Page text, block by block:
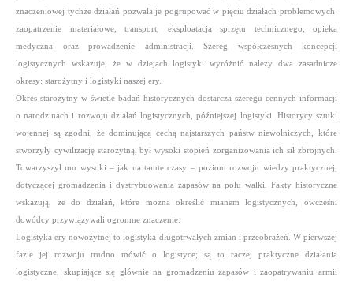
znaczeniowej tychże działań pozwala je pogrupować w pięciu działach problemowych:
zaopatrzenie materiałowe, transport, eksploatacja sprzętu technicznego, opieka
medyczna oraz prowadzenie administracji. Szereg współczesnych koncepcji
logistycznych wskazuje, że w dziejach logistyki wyróżnić należy dwa zasadnicze
okresy: starożytny i logistyki naszej ery.
Okres starożytny w świetle badań historycznych dostarcza szeregu cennych informacji
o narodzinach i rozwoju działań logistycznych, późniejszej logistyki. Historycy sztuki
wojennej są zgodni, że dominującą cechą najstarszych państw niewolniczych, które
stworzyły cywilizację starożytną, był wysoki stopień zorganizowania ich sił zbrojnych.
Towarzyszył mu wysoki – jak na tamte czasy – poziom rozwoju wiedzy praktycznej,
dotyczącej gromadzenia i dystrybuowania zapasów na polu walki. Fakty historyczne
wskazują, że do działań, które można określić mianem logistycznych, ówcześni
dowódcy przywiązywali ogromne znaczenie.
Logistyka ery nowożytnej to logistyka długotrwałych zmian i przeobrażeń. W pierwszej
fazie jej rozwoju trudno mówić o logistyce; są to raczej praktyczne działania
logistyczne, skupiające się głównie na gromadzeniu zapasów i zaopatrywaniu armii